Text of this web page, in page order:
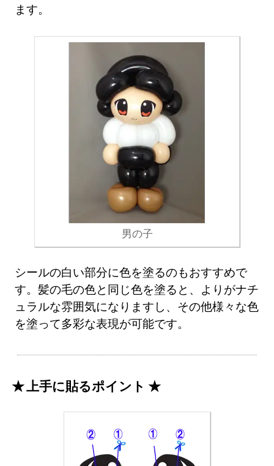
ます。
男の子
シールの白い部分に色を塗るのもおすすめで
す。髪の毛の色と同じ色を塗ると、よりがナチ
ュラルな雰囲気になりますし、その他様々な色
を塗って多彩な表現が可能です。
上手に貼るポイント